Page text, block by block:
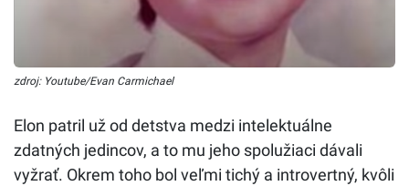
zdroj: Youtube/Evan Carmichael
Elon patril už od detstva medzi intelektuálne
zdatných jedincov, a to mu jeho spolužiaci dávali
vyžrať. Okrem toho bol veľmi tichý a introvertný, kvôli